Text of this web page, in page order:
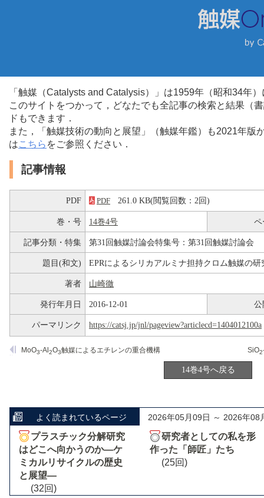
「触媒（Catalysts and Catalysis）」は1959年（昭和34年
このサイトをつかって，どなたでも全記事の検索と結果（
ドもできます．
また，「触媒技術の動向と展望」（触媒年鑑）も2021年
はこちら をご参照ください．
記事情報
PDF PDF 261.0 KB(閲覧回数：2回)
巻・号 14巻4号 ペ
記事分類・特集 第31回触媒討論会特集号：第31回触媒討論会
題目(和文) EPRによるシリカアルミナ担持クロム触媒の研
著者 山崎徹
発行年月日 2016-12-01 公
パーマリンク https://catsj.jp/jnl/pageview?articlecd=1404012100a
SiO2
MoO3-Al 2O3触媒によるエチレンの重合機構
14巻4号へ戻る
よく読まれているページ 2026年05月09日 ～ 2026年08
プラスチック分解研究
はどこへ向かうのか―ケ
ミカルリサイクルの歴史
と展望―
(32回)
研究者としての私を形
作った「師匠」たち
(25回)